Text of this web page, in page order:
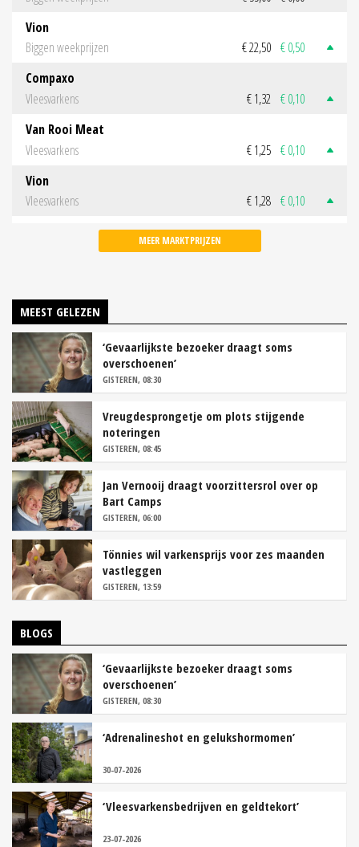
Vion
Biggen weekprijzen
€ 22,50 € 0,50
Compaxo
Vleesvarkens
€ 1,32 € 0,10
Van Rooi Meat
Vleesvarkens
€ 1,25 € 0,10
Vion
Vleesvarkens
€ 1,28 € 0,10
MEER MARKTPRIJZEN
MEEST GELEZEN
‘Gevaarlijkste bezoeker draagt soms
overschoenen’
GISTEREN, 08:30
Vreugdesprongetje om plots stijgende
noteringen
GISTEREN, 08:45
Jan Vernooij draagt voorzittersrol over op
Bart Camps
GISTEREN, 06:00
Tönnies wil varkensprijs voor zes maanden
vastleggen
GISTEREN, 13:59
BLOGS
‘Gevaarlijkste bezoeker draagt soms
overschoenen’
GISTEREN, 08:30
‘Adrenalineshot en gelukshormomen’
30-07-2026
‘Vleesvarkensbedrijven en geldtekort’
23-07-2026